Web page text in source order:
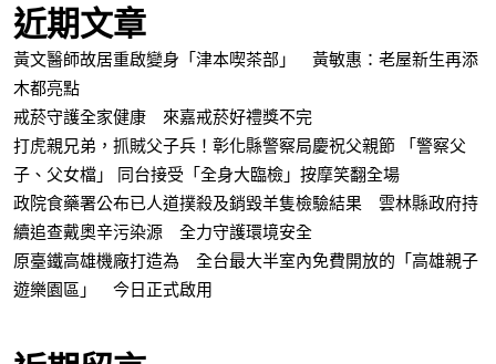
近期文章
黃文醫師故居重啟變身「津本喫茶部」 黃敏惠：老屋新生再添
木都亮點
戒菸守護全家健康 來嘉戒菸好禮獎不完
打虎親兄弟，抓賊父子兵！彰化縣警察局慶祝父親節 「警察父
子、父女檔」 同台接受「全身大臨檢」按摩笑翻全場
政院食藥署公布已人道撲殺及銷毀羊隻檢驗結果 雲林縣政府持
續追查戴奧辛污染源 全力守護環境安全
原臺鐵高雄機廠打造為 全台最大半室內免費開放的「高雄親子
遊樂園區」 今日正式啟用